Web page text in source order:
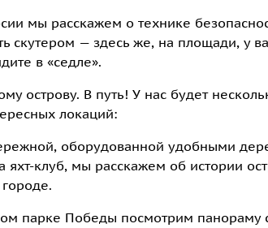
мы расскажем о технике
скутером — здесь же, на площади, у
в «седле».
острову. В путь! У нас будет
локаций:
оборудованной удобными
яхт-клуб, мы расскажем об истории
парке Победы посмотрим панораму